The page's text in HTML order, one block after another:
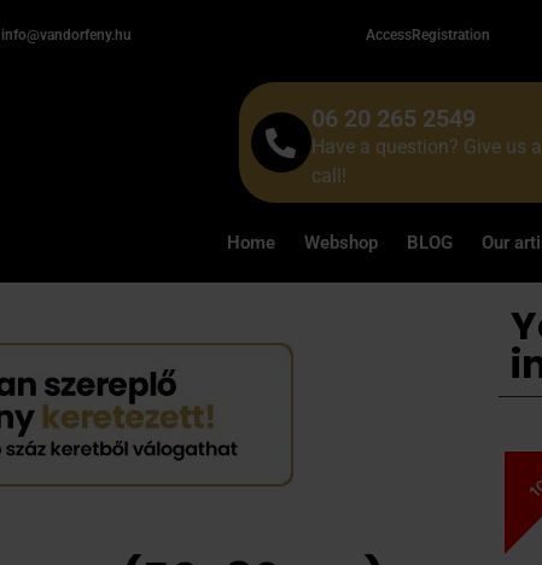
info@vandorfeny.hu AccessRegistration
06 20 265 2549
Have a question? Give us a
call!
Home Webshop BLOG Our